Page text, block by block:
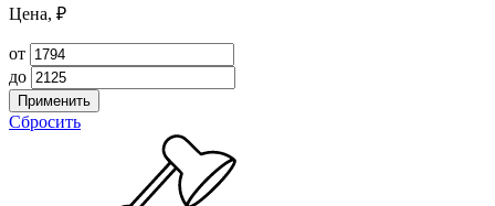
Цена, ₽
от
до
Применить
Сбросить